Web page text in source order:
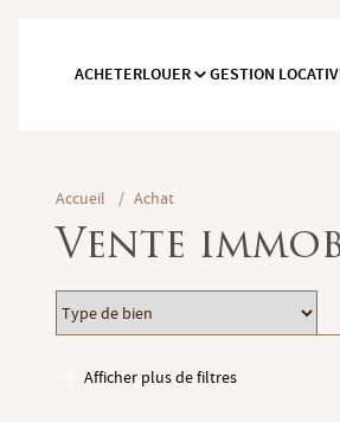
ACHETERLOUER GESTION
Accueil / Achat
Vente
Type
de
bienAfficher plus de filtres
Garages / Parking